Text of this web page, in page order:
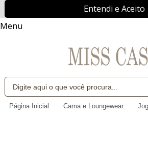
Entendi e Aceito
Menu
Página Inicial Cama e Loungewear